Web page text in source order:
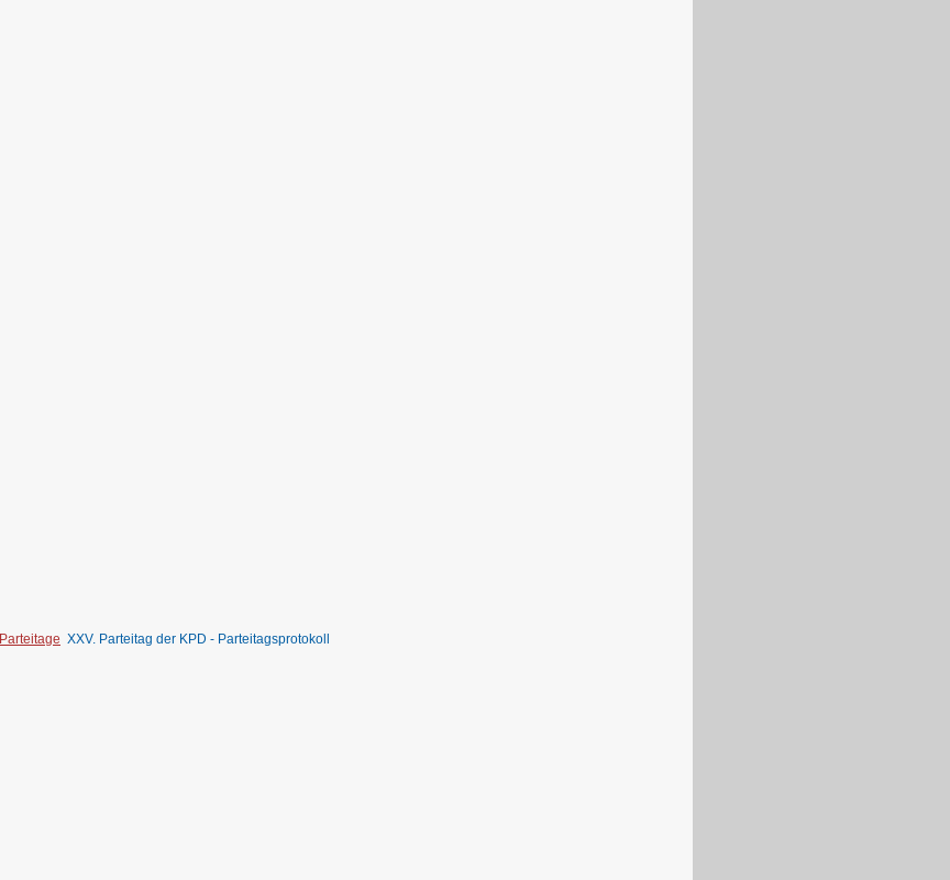
Parteitage XXV. Parteitag der KPD - Parteitagsprotokoll